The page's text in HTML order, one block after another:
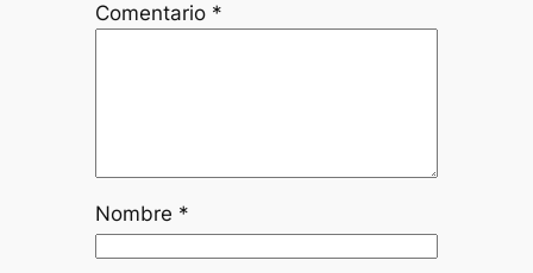
Comentario *
Nombre *